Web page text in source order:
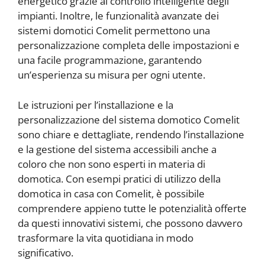
impianti. Inoltre, le funzionalità avanzate dei
sistemi domotici Comelit permettono una
personalizzazione completa delle impostazioni e
una facile programmazione, garantendo
un’esperienza su misura per ogni utente.
Le istruzioni per l’installazione e la
personalizzazione del sistema domotico Comelit
sono chiare e dettagliate, rendendo l’installazione
e la gestione del sistema accessibili anche a
coloro che non sono esperti in materia di
domotica. Con esempi pratici di utilizzo della
domotica in casa con Comelit, è possibile
comprendere appieno tutte le potenzialità offerte
da questi innovativi sistemi, che possono davvero
trasformare la vita quotidiana in modo
significativo.